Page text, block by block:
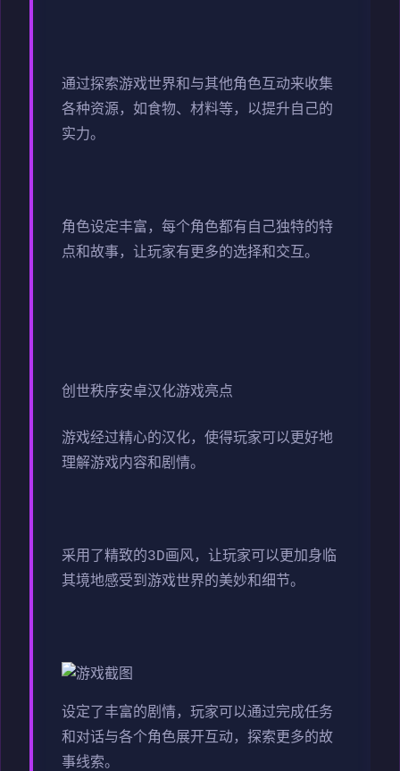
通过探索游戏世界和与其他角色互动来收集
各种资源，如食物、材料等，以提升自己的
实力。
角色设定丰富，每个角色都有自己独特的特
点和故事，让玩家有更多的选择和交互。
创世秩序安卓汉化游戏亮点
游戏经过精心的汉化，使得玩家可以更好地
理解游戏内容和剧情。
采用了精致的3D画风，让玩家可以更加身临
其境地感受到游戏世界的美妙和细节。
设定了丰富的剧情，玩家可以通过完成任务
和对话与各个角色展开互动，探索更多的故
事线索。